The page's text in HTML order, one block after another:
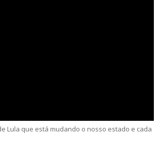
Lula que está mudando o nosso estado e cada